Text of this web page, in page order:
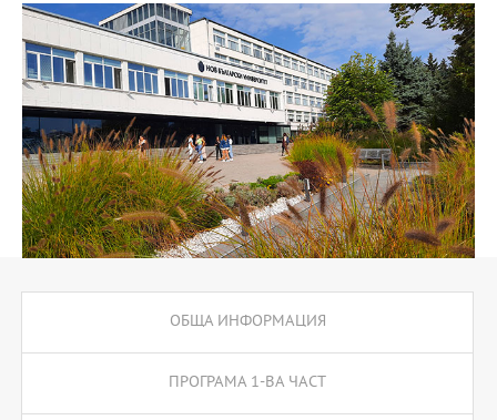
Франция, Швейцария, Русия. Завършилите програмата могат
успешно да се реализират професионално като: маркетолози в
отдели по маркетинг, търговски звена, отдели за реклама и
РR,маркетинг мениджъри, търговски представители, търговски
мениджъри и др.
ОБЩА ИНФОРМАЦИЯ
ПРОГРАМА 1-ВА ЧАСТ